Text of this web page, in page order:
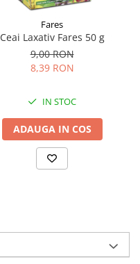
Fares
Ceai Laxativ Fares 50 g
9,00 RON
8,39 RON
IN STOC
ADAUGA IN COS